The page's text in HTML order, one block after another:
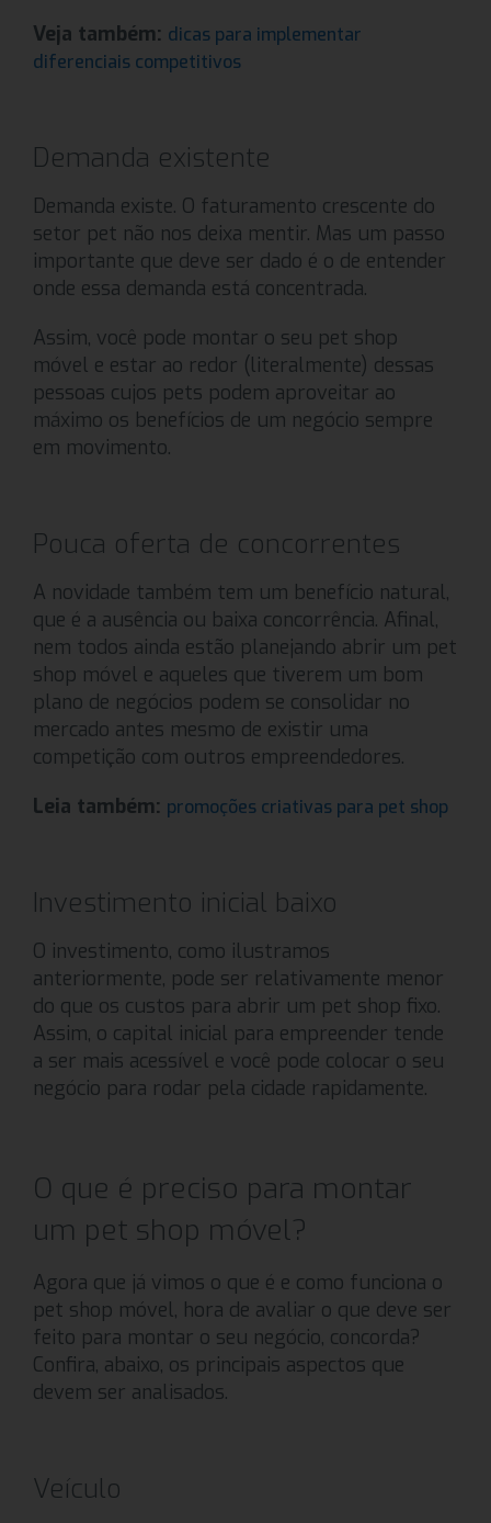
Veja também: dicas para implementar
diferenciais competitivos
Demanda existente
Demanda existe. O faturamento crescente do
setor pet não nos deixa mentir. Mas um passo
importante que deve ser dado é o de entender
onde essa demanda está concentrada.
Assim, você pode montar o seu pet shop
móvel e estar ao redor (literalmente) dessas
pessoas cujos pets podem aproveitar ao
máximo os benefícios de um negócio sempre
em movimento.
Pouca oferta de concorrentes
A novidade também tem um benefício natural,
que é a ausência ou baixa concorrência. Afinal,
nem todos ainda estão planejando abrir um pet
shop móvel e aqueles que tiverem um bom
plano de negócios podem se consolidar no
mercado antes mesmo de existir uma
competição com outros empreendedores.
Leia também: promoções criativas para pet shop
Investimento inicial baixo
O investimento, como ilustramos
anteriormente, pode ser relativamente menor
do que os custos para abrir um pet shop fixo.
Assim, o capital inicial para empreender tende
a ser mais acessível e você pode colocar o seu
negócio para rodar pela cidade rapidamente.
O que é preciso para montar
um pet shop móvel?
Agora que já vimos o que é e como funciona o
pet shop móvel, hora de avaliar o que deve ser
feito para montar o seu negócio, concorda?
Confira, abaixo, os principais aspectos que
devem ser analisados.
Veículo